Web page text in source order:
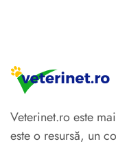
Veterinet.ro este
este o resursă, un